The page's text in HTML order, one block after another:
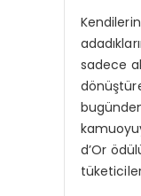
sadece
d’Or